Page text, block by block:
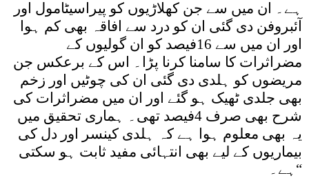
ہے۔ ان میں سے جن کھلاڑیوں کو پیراسیٹامول اور
آئبروفن دی گئی ان کو درد سے افاقہ بھی کم ہوا
اور ان میں سے 16فیصد کو ان گولیوں کے
مضراثرات کا سامنا کرنا پڑا۔ اس کے برعکس جن
مریضوں کو ہلدی دی گئی ان کی چوٹیں اور زخم
بھی جلدی ٹھیک ہو گئے اور ان میں مضراثرات کی
شرح بھی صرف 4فیصد تھی۔ ہماری تحقیق میں
یہ بھی معلوم ہوا ہے کہ ہلدی کینسر اور دل کی
بیماریوں کے لیے بھی انتہائی مفید ثابت ہو سکتی
ہے۔“